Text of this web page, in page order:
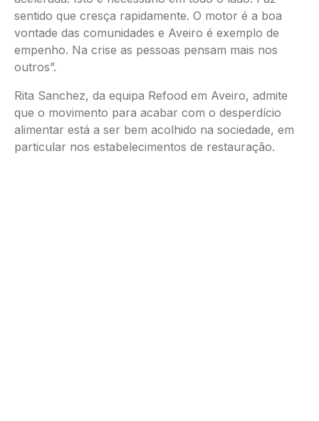
sentido que cresça rapidamente. O motor é a boa
vontade das comunidades e Aveiro é exemplo de
empenho. Na crise as pessoas pensam mais nos
outros”.
Rita Sanchez, da equipa Refood em Aveiro, admite
que o movimento para acabar com o desperdício
alimentar está a ser bem acolhido na sociedade, em
particular nos estabelecimentos de restauração.